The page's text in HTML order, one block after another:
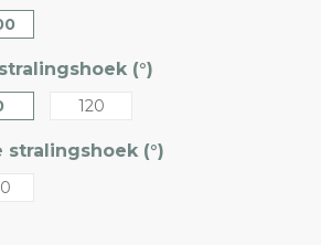
(°)
120
(°)